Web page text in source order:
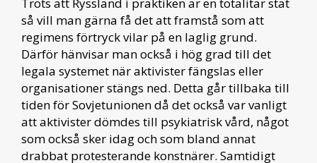
så vill man gärna få det att framstå som att
regimens förtryck vilar på en laglig grund.
Därför hänvisar man också i hög grad till det
legala systemet när aktivister fängslas eller
organisationer stängs ned. Detta går tillbaka till
tiden för Sovjetunionen då det också var vanligt
att aktivister dömdes till psykiatrisk vård, något
som också sker idag och som bland annat
drabbat protesterande konstnärer. Samtidigt